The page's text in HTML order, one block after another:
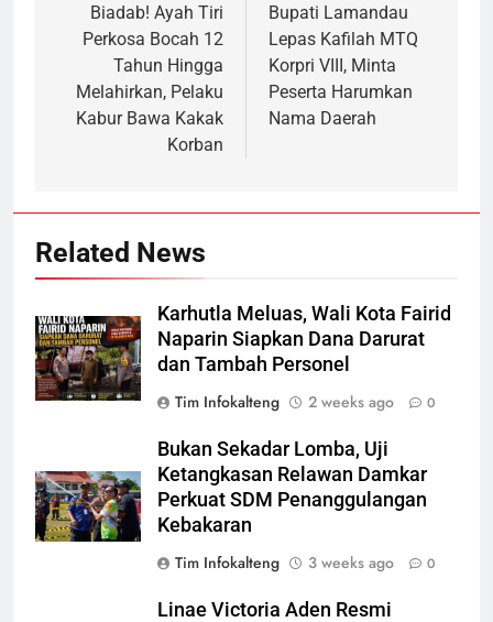
navigation
Biadab! Ayah Tiri
Perkosa Bocah 12
Tahun Hingga
Melahirkan, Pelaku
Kabur Bawa Kakak
Korban
Bupati Lamandau
Lepas Kafilah MTQ
Korpri VIII, Minta
Peserta Harumkan
Nama Daerah
Related News
Karhutla Meluas, Wali Kota Fairid
Naparin Siapkan Dana Darurat
dan Tambah Personel
Tim Infokalteng
2 weeks ago 0
Bukan Sekadar Lomba, Uji
Ketangkasan Relawan Damkar
Perkuat SDM Penanggulangan
Kebakaran
Tim Infokalteng
3 weeks ago 0
Linae Victoria Aden Resmi